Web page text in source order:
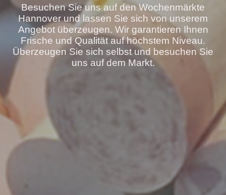
Besuchen Sie uns auf den Wochenmärkte
Hannover und lassen Sie sich von unserem
Angebot überzeugen. Wir garantieren Ihnen
Frische und Qualität auf höchstem Niveau.
Überzeugen Sie sich selbst und besuchen Sie
uns auf dem Markt.